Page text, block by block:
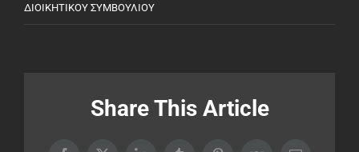
ΔΙΟΙΚΗΤΙΚΟΥ ΣΥΜΒΟΥΛΙΟΥ
Share This Article